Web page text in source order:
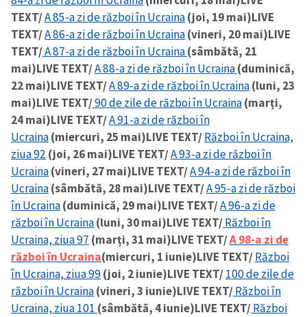
TEXT/A 85-a zi de război în Ucraina(joi, 19 mai)LIVE
TEXT/A 86-a zi de război în Ucraina(vineri, 20 mai)LIVE
TEXT/A 87-a zi de război în Ucraina(sâmbătă, 21
mai)LIVE TEXT/A 88-a zi de război în Ucraina(duminică,
22 mai)LIVE TEXT/A 89-a zi de război în Ucraina(luni, 23
mai)LIVE TEXT/90 de zile de război în Ucraina(marți,
24 mai)LIVE TEXT/A 91-a zi de război în
Ucraina(miercuri, 25 mai)LIVE TEXT/Război în Ucraina,
ziua 92 (joi, 26 mai)LIVE TEXT/A 93-a zi de război în
Ucraina(vineri, 27 mai)LIVE TEXT/A 94-a zi de război în
Ucraina(sâmbătă, 28 mai)LIVE TEXT/A 95-a zi de război
în Ucraina(duminică, 29 mai)LIVE TEXT/A 96-a zi de
război în Ucraina(luni, 30 mai)LIVE TEXT/Război în
Ucraina, ziua 97 (marți, 31 mai)LIVE TEXT/A 98-a zi de
război în Ucraina(miercuri, 1 iunie)LIVE TEXT/Război
în Ucraina, ziua 99(joi, 2 iunie)LIVE TEXT/100 de zile de
război în Ucraina(vineri, 3 iunie)LIVE TEXT/Război în
Ucraina, ziua 101 (sâmbătă, 4 iunie)LIVE TEXT/Război